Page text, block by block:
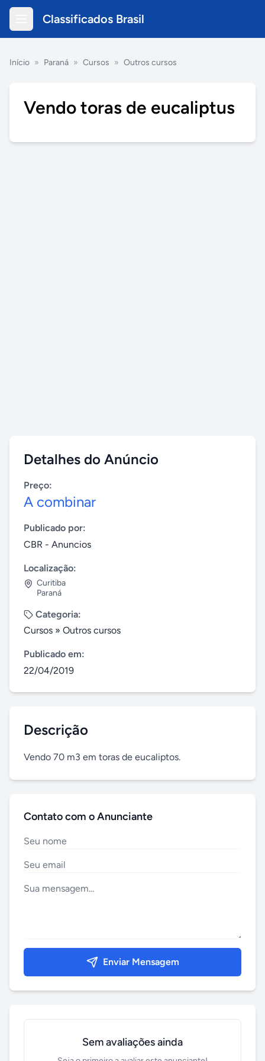
Classificados Brasil
Início » Paraná » Cursos » Outros cursos
Vendo toras de eucaliptus
Detalhes do Anúncio
Preço:
A combinar
Publicado por:
CBR - Anuncios
Localização:
Curitiba
Paraná
Categoria:
Cursos » Outros cursos
Publicado em:
22/04/2019
Descrição
Vendo 70 m3 em toras de eucaliptos.
Contato com o Anunciante
Enviar Mensagem
Sem avaliações ainda